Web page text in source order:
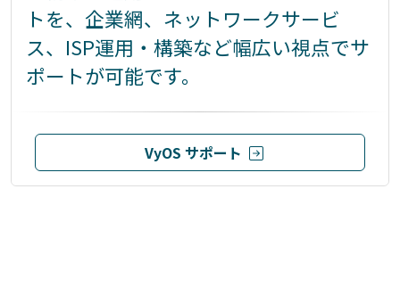
トを、企業網、ネットワークサービ
ス、ISP運用・構築など幅広い視点でサ
ポートが可能です。
VyOS サポート